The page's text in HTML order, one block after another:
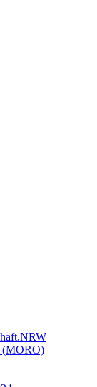
(MORO)